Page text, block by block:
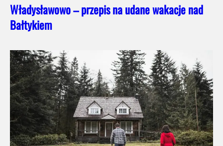
Władysławowo – przepis na udane wakacje nad
Bałtykiem